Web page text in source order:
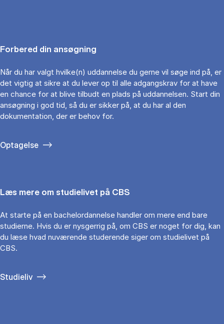
Forbered din ansøgning
Når du har valgt hvilke(n) uddannelse du gerne vil søge ind på, er
det vigtig at sikre at du lever op til alle adgangskrav for at have
en chance for at blive tilbudt en plads på uddannelsen. Start din
ansøgning i god tid, så du er sikker på, at du har al den
dokumentation, der er behov for.
Optagelse
Læs mere om studielivet på CBS
At starte på en bachelordannelse handler om mere end bare
studierne. Hvis du er nysgerrig på, om CBS er noget for dig, kan
du læse hvad nuværende studerende siger om studielivet på
CBS.
Studieliv